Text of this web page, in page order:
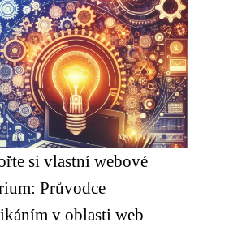
si vlastní webové
Průvodce
v oblasti web